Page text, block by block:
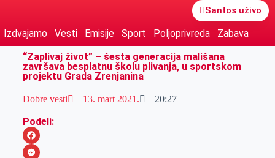
Santos uživo
Izdvajamo Vesti Emisije Sport Poljoprivreda
Zabava
“Zaplivaj život” – šesta generacija mališana
završava besplatnu školu plivanja, u sportskom
projektu Grada Zrenjanina
Dobre vesti 13. mart 2021. 20:27
Podeli:
F